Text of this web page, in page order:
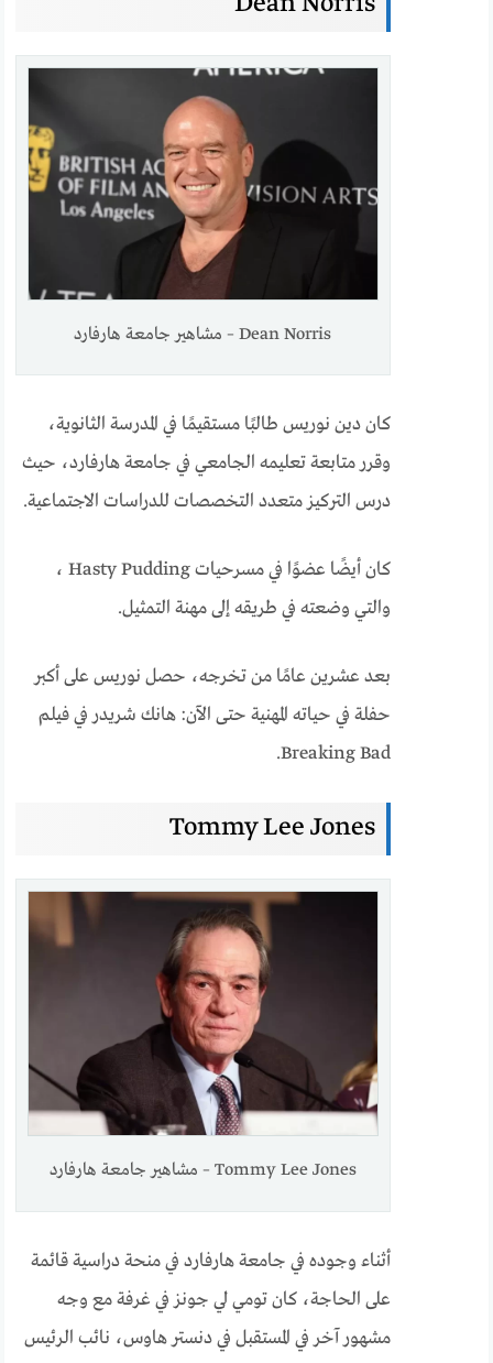
Dean Norris – مشاهير جامعة هارفارد
كان دين نوريس طالبًا مستقيمًا في المدرسة الثانوية،
وقرر متابعة تعليمه الجامعي في جامعة هارفارد، حيث
درس التركيز متعدد التخصصات للدراسات الاجتماعية.
كان أيضًا عضوًا في مسرحيات Hasty Pudding ،
والتي وضعته في طريقه إلى مهنة التمثيل.
بعد عشرين عامًا من تخرجه، حصل نوريس على أكبر
حفلة في حياته المهنية حتى الآن: هانك شريدر في فيلم
Breaking Bad.
Tommy Lee Jones
Tommy Lee Jones – مشاهير جامعة هارفارد
أثناء وجوده في جامعة هارفارد في منحة دراسية قائمة
على الحاجة، كان تومي لي جونز في غرفة مع وجه
مشهور آخر في المستقبل في دنستر هاوس، نائب الرئيس